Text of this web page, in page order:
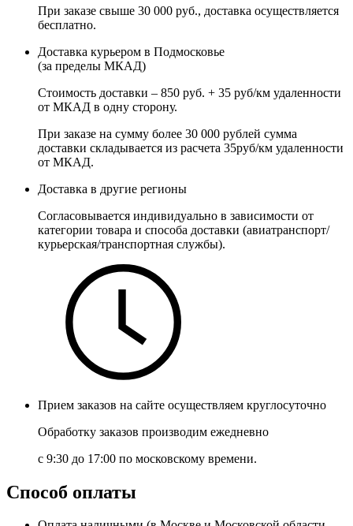
При заказе свыше 30 000 руб., доставка осуществляется
бесплатно.
Доставка курьером в Подмосковье
(за пределы МКАД)
Стоимость доставки – 850 руб. + 35 руб/км удаленности
от МКАД в одну сторону.
При заказе на сумму более 30 000 рублей сумма
доставки складывается из расчета 35руб/км удаленности
от МКАД.
Доставка в другие регионы
Согласовывается индивидуально в зависимости от
категории товара и способа доставки (авиатранспорт/
курьерская/транспортная службы).
Прием заказов на сайте осуществляем круглосуточно
Обработку заказов производим ежедневно
с 9:30 до 17:00 по московскому времени.
Способ оплаты